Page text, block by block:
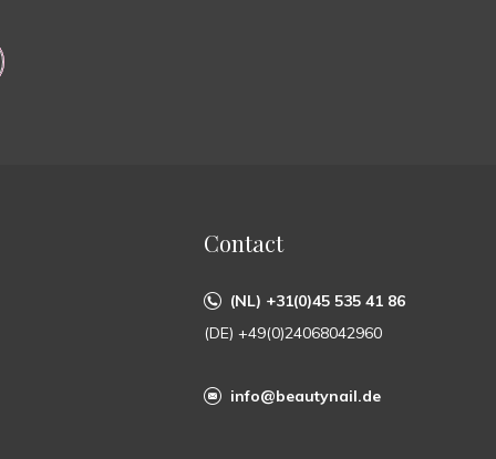
Contact
(NL) +31(0)45 535 41 86
(DE) +49(0)24068042960
info@beautynail.de